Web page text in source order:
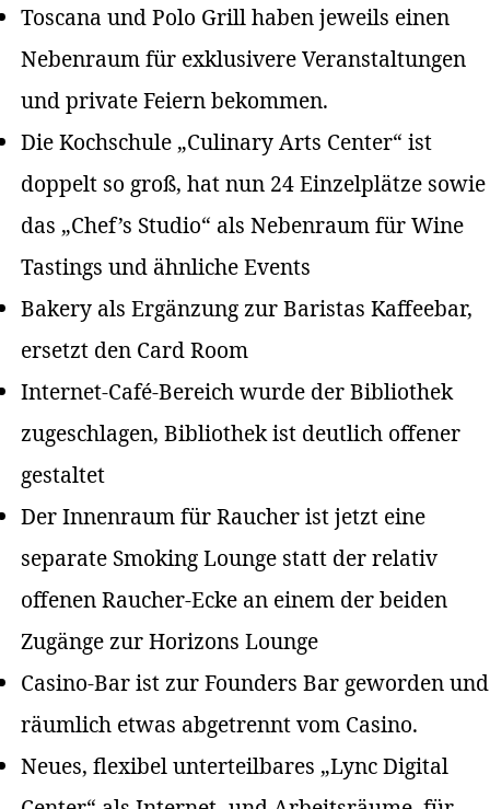
Toscana und Polo Grill haben jeweils einen
Nebenraum für exklusivere Veranstaltungen
und private Feiern bekommen.
Die Kochschule „Culinary Arts Center“ ist
doppelt so groß, hat nun 24 Einzelplätze sowie
das „Chef’s Studio“ als Nebenraum für Wine
Tastings und ähnliche Events
Bakery als Ergänzung zur Baristas Kaffeebar,
ersetzt den Card Room
Internet-Café-Bereich wurde der Bibliothek
zugeschlagen, Bibliothek ist deutlich offener
gestaltet
Der Innenraum für Raucher ist jetzt eine
separate Smoking Lounge statt der relativ
offenen Raucher-Ecke an einem der beiden
Zugänge zur Horizons Lounge
Casino-Bar ist zur Founders Bar geworden und
räumlich etwas abgetrennt vom Casino.
Neues, flexibel unterteilbares „Lync Digital